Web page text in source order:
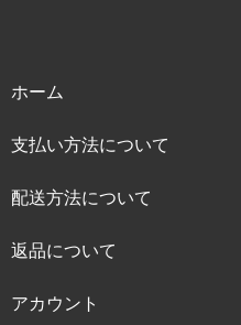
ホーム
支払い方法について
配送方法について
返品について
アカウント